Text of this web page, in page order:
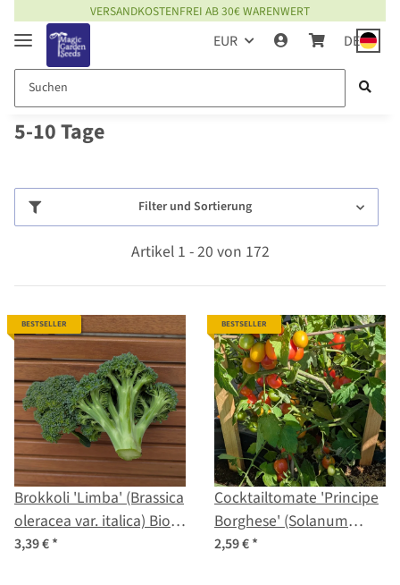
VERSANDKOSTENFREI AB 30€ WARENWERT
EUR DE
5-10 Tage
Filter und Sortierung
Artikel 1 - 20 von 172
BESTSELLER
Brokkoli 'Limba' (Brassica
oleracea var. italica) Bio-
Saatgut
3,39 €*
BESTSELLER
Cocktailtomate 'Principe
Borghese' (Solanum
lycopersicum) Samen
2,59 €*